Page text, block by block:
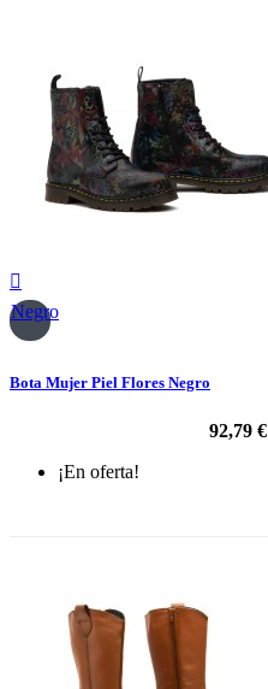

Negro
Bota Mujer Piel Flores Negro
92,79 €
¡En oferta!